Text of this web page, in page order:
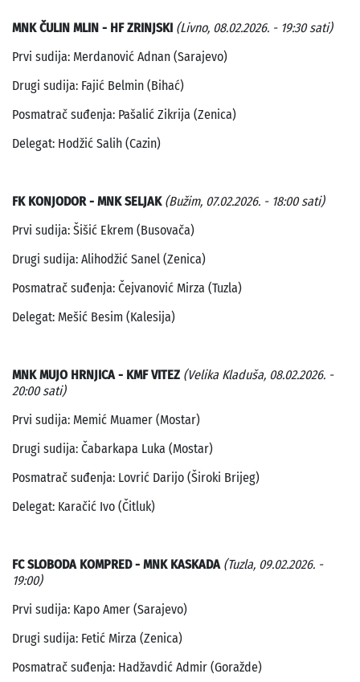
MNK ČULIN MLIN - HF ZRINJSKI (Livno, 08.02.2026. - 19:30 sati)
Prvi sudija: Merdanović Adnan (Sarajevo)
Drugi sudija: Fajić Belmin (Bihać)
Posmatrač suđenja: Pašalić Zikrija (Zenica)
Delegat: Hodžić Salih (Cazin)
FK KONJODOR - MNK SELJAK (Bužim, 07.02.2026. - 18:00 sati)
Prvi sudija: Šišić Ekrem (Busovača)
Drugi sudija: Alihodžić Sanel (Zenica)
Posmatrač suđenja: Čejvanović Mirza (Tuzla)
Delegat: Mešić Besim (Kalesija)
MNK MUJO HRNJICA - KMF VITEZ (Velika Kladuša, 08.02.2026. -
20:00 sati)
Prvi sudija: Memić Muamer (Mostar)
Drugi sudija: Čabarkapa Luka (Mostar)
Posmatrač suđenja: Lovrić Darijo (Široki Brijeg)
Delegat: Karačić Ivo (Čitluk)
FC SLOBODA KOMPRED - MNK KASKADA (Tuzla, 09.02.2026. -
19:00)
Prvi sudija: Kapo Amer (Sarajevo)
Drugi sudija: Fetić Mirza (Zenica)
Posmatrač suđenja: Hadžavdić Admir (Goražde)